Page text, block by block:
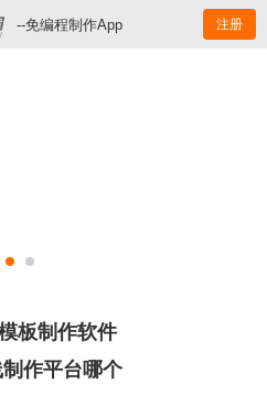
--免编程制作App 注册
板制作软件
制作平台哪个